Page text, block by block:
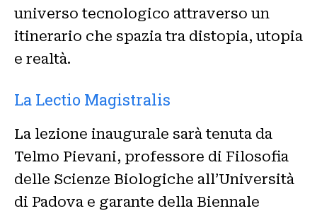
universo tecnologico attraverso un
itinerario che spazia tra distopia, utopia
e realtà.
La Lectio Magistralis
La lezione inaugurale sarà tenuta da
Telmo Pievani, professore di Filosofia
delle Scienze Biologiche all’Università
di Padova e garante della Biennale